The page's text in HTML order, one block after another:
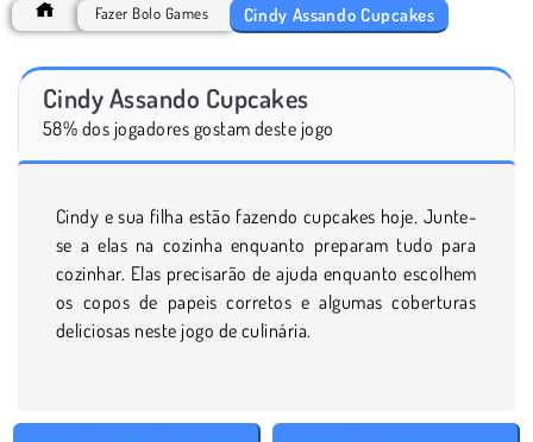
Fazer Bolo Games Cindy Assando Cupcakes
Cindy Assando Cupcakes
58% dos jogadores gostam deste jogo
Cindy e sua filha estão fazendo cupcakes hoje. Junte-
se a elas na cozinha enquanto preparam tudo para
cozinhar. Elas precisarão de ajuda enquanto escolhem
os copos de papeis corretos e algumas coberturas
deliciosas neste jogo de culinária.